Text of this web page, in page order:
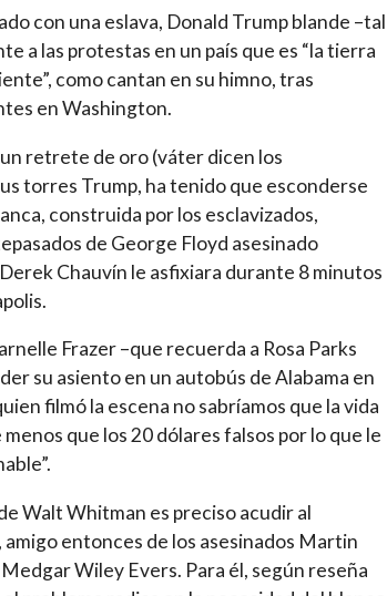
con una eslava, Donald Trump blande –tal
a las protestas en un país que es “la tierra
como cantan en su himno, tras
en Washington.
retrete de oro (váter dicen los
torres Trump, ha tenido que esconderse
construida por los esclavizados,
de George Floyd asesinado
Chauvín le asfixiara durante 8 minutos
Frazer –que recuerda a Rosa Parks
su asiento en un autobús de Alabama en
filmó la escena no sabríamos que la vida
que los 20 dólares falsos por lo que le
Walt Whitman es preciso acudir al
entonces de los asesinados Martin
Wiley Evers. Para él, según reseña